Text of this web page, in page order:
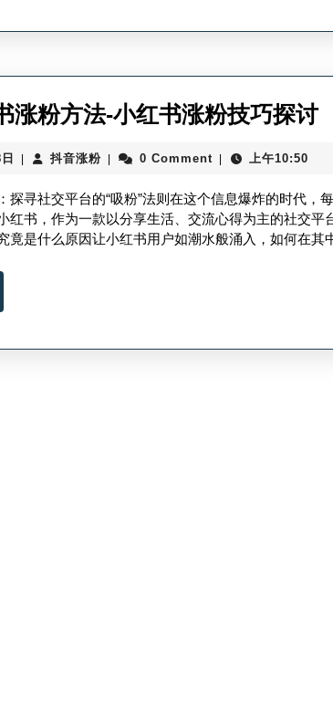
涨粉方法-小红书涨粉技巧探讨咋
2026
6
月
28
日
抖音涨粉抖
涨
粉
0 Comment 上午10:50
探寻社交平台的“吸粉”法则在这个信息爆炸的时代，
红书，作为一款以分享生活、交流心得为主的社交平
竟是什么原因让小红书用户如潮水般涌入，如何在其